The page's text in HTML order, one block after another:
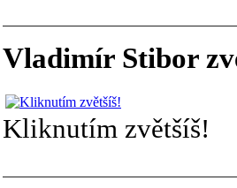
Vladimír Stibor
Kliknutím zvětšíš!